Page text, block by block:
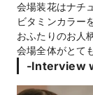
会場装花はナチ
ビタミンカラー
おふたりのお人
会場全体がとて
-Interview